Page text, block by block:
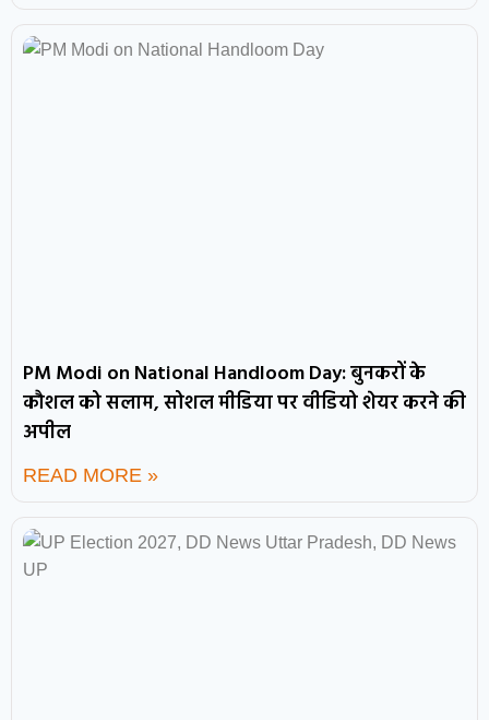
PM Modi on National Handloom Day: बुनकरों के
कौशल को सलाम, सोशल मीडिया पर वीडियो शेयर करने की
अपील
READ MORE »